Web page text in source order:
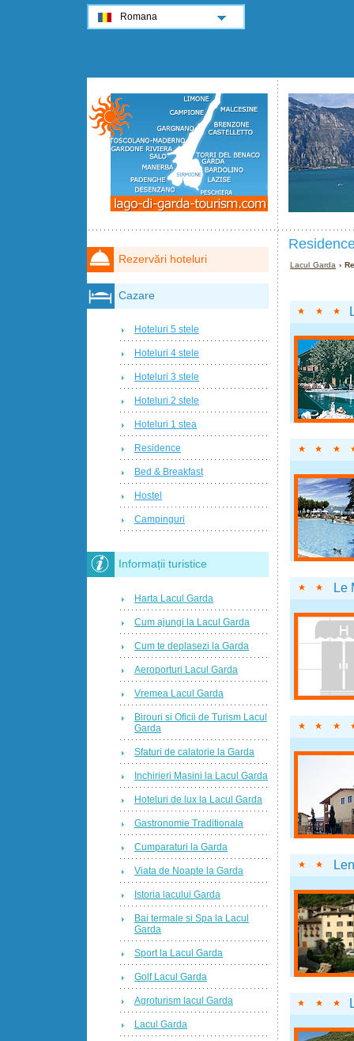
Lacul Garda ›
Le
Rezervări hoteluri
Cazare
Hoteluri 5 stele
Hoteluri 4 stele
Hoteluri 3 stele
Hoteluri 2 stele
Hoteluri 1 stea
Residence
Bed & Breakfast
Hostel
Campinguri
Informații turistice
Harta Lacul Garda
Cum ajungi la Lacul Garda
Cum te deplasezi la Garda
Aeroporturi Lacul Garda
Vremea Lacul Garda
Birouri si Oficii de Turism Lacul
Garda
Sfaturi de calatorie la Garda
Inchirieri Masini la Lacul Garda
Hoteluri de lux la Lacul Garda
Gastronomie Traditionala
Cumparaturi la Garda
Viata de Noapte la Garda
Istoria lacului Garda
Bai termale si Spa la Lacul
Garda
Sport la Lacul Garda
Golf Lacul Garda
Agroturism lacul Garda
Lacul Garda
Romana